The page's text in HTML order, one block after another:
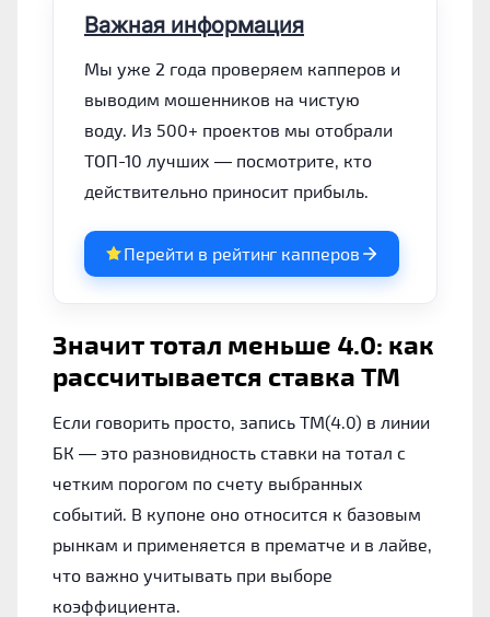
Важная информация
Мы уже 2 года проверяем капперов и
выводим мошенников на чистую
воду. Из 500+ проектов мы отобрали
ТОП-10 лучших — посмотрите, кто
действительно приносит прибыль.
Перейти в рейтинг капперов
Значит тотал меньше 4.0: как
рассчитывается ставка ТМ
Если говорить просто, запись ТМ(4.0) в линии
БК — это разновидность ставки на тотал с
четким порогом по счету выбранных
событий. В купоне оно относится к базовым
рынкам и применяется в прематче и в лайве,
что важно учитывать при выборе
коэффициента.